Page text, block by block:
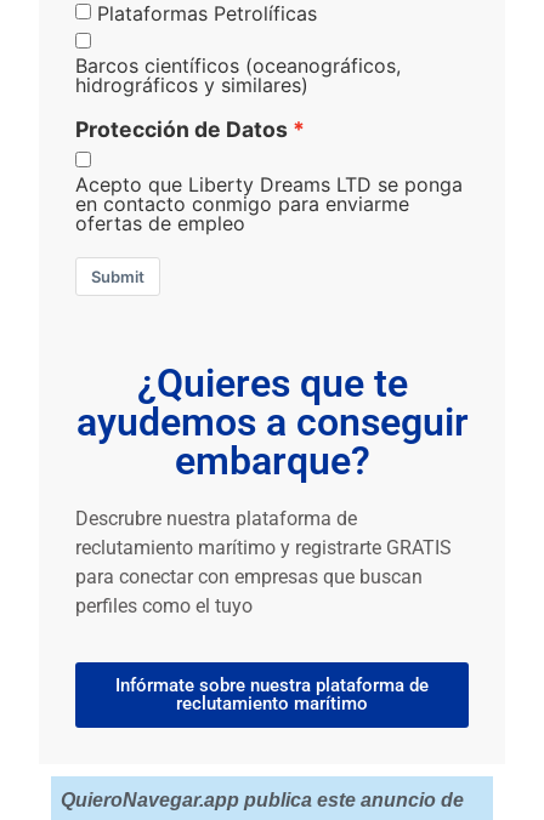
Plataformas Petrolíficas
Barcos científicos (oceanográficos,
hidrográficos y similares)
Protección de Datos
Acepto que Liberty Dreams LTD se ponga
en contacto conmigo para enviarme
ofertas de empleo
Submit
¿Quieres que te
ayudemos a conseguir
embarque?
Descrubre nuestra plataforma de
reclutamiento marítimo y registrarte GRATIS
para conectar con empresas que buscan
perfiles como el tuyo
Infórmate sobre nuestra plataforma de
reclutamiento marítimo
QuieroNavegar.app publica este anuncio de